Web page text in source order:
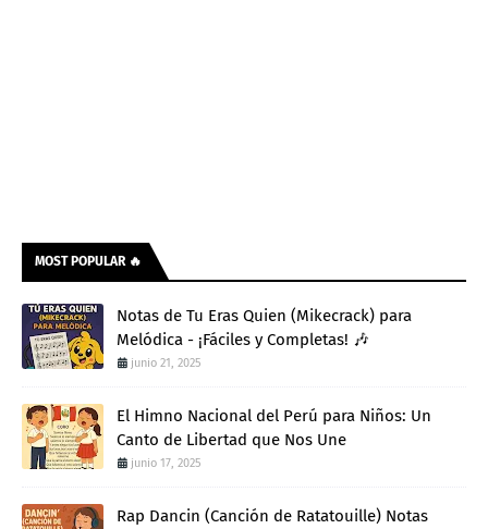
MOST POPULAR 🔥
Notas de Tu Eras Quien (Mikecrack) para
Melódica - ¡Fáciles y Completas! 🎶
junio 21, 2025
El Himno Nacional del Perú para Niños: Un
Canto de Libertad que Nos Une
junio 17, 2025
Rap Dancin (Canción de Ratatouille) Notas